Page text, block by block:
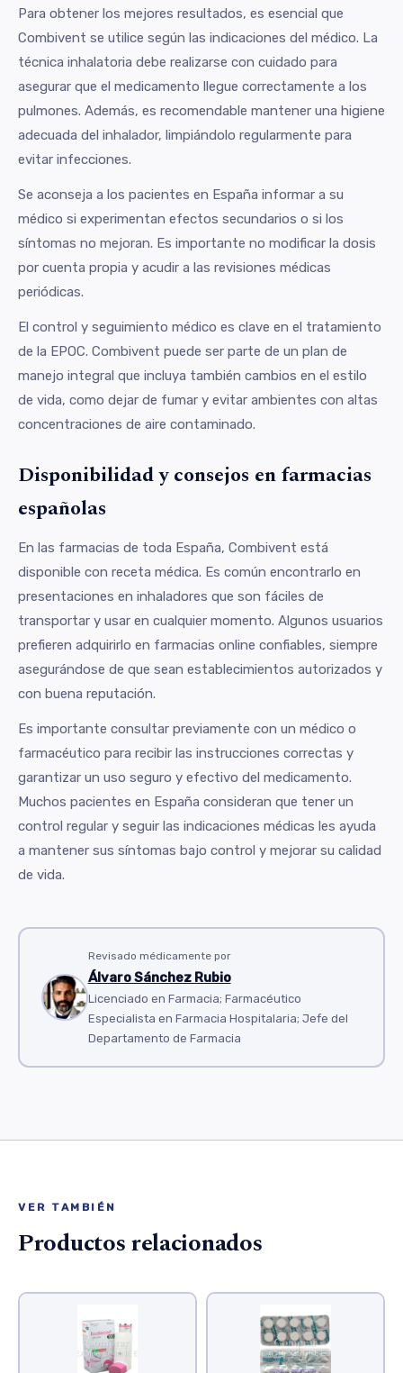
Para obtener los mejores resultados, es esencial que
Combivent se utilice según las indicaciones del médico. La
técnica inhalatoria debe realizarse con cuidado para
asegurar que el medicamento llegue correctamente a los
pulmones. Además, es recomendable mantener una higiene
adecuada del inhalador, limpiándolo regularmente para
evitar infecciones.
Se aconseja a los pacientes en España informar a su
médico si experimentan efectos secundarios o si los
síntomas no mejoran. Es importante no modificar la dosis
por cuenta propia y acudir a las revisiones médicas
periódicas.
El control y seguimiento médico es clave en el tratamiento
de la EPOC. Combivent puede ser parte de un plan de
manejo integral que incluya también cambios en el estilo
de vida, como dejar de fumar y evitar ambientes con altas
concentraciones de aire contaminado.
Disponibilidad y consejos en farmacias
españolas
En las farmacias de toda España, Combivent está
disponible con receta médica. Es común encontrarlo en
presentaciones en inhaladores que son fáciles de
transportar y usar en cualquier momento. Algunos usuarios
prefieren adquirirlo en farmacias online confiables, siempre
asegurándose de que sean establecimientos autorizados y
con buena reputación.
Es importante consultar previamente con un médico o
farmacéutico para recibir las instrucciones correctas y
garantizar un uso seguro y efectivo del medicamento.
Muchos pacientes en España consideran que tener un
control regular y seguir las indicaciones médicas les ayuda
a mantener sus síntomas bajo control y mejorar su calidad
de vida.
Revisado médicamente por
Álvaro Sánchez Rubio
Licenciado en Farmacia; Farmacéutico
Especialista en Farmacia Hospitalaria; Jefe del
Departamento de Farmacia
VER TAMBIÉN
Productos relacionados